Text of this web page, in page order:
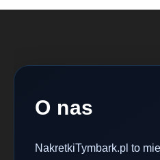
O nas
NakretkiTymbark.pl to